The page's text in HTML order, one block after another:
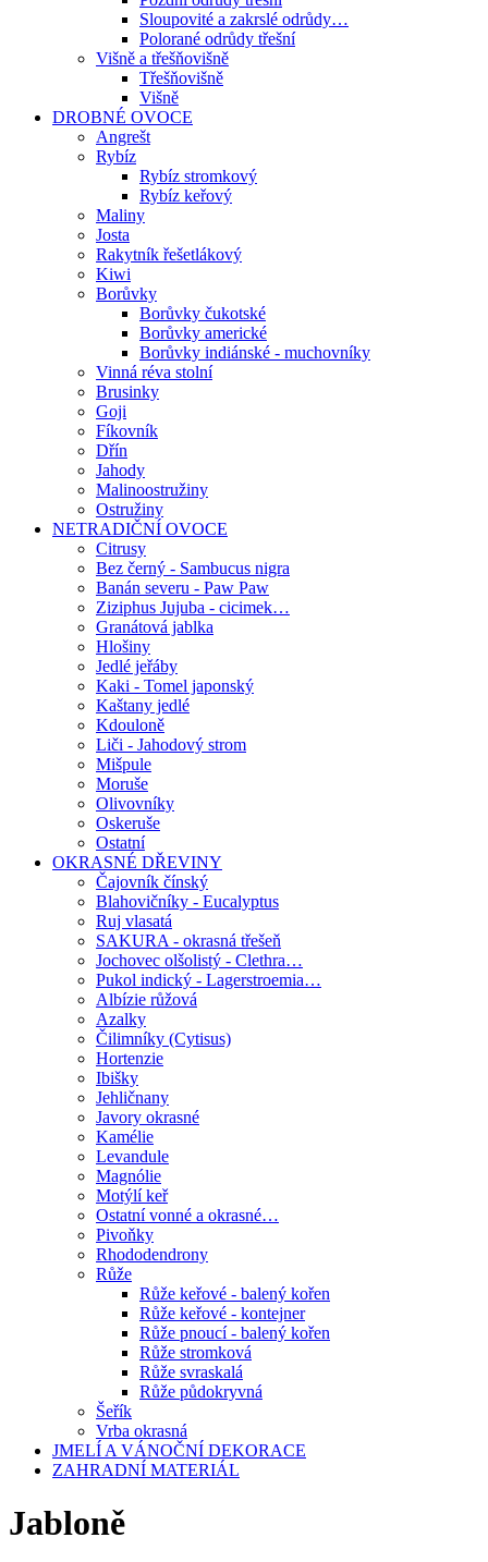
Sloupovité a zakrslé odrůdy…
Polorané odrůdy třešní
Višně a třešňovišně
Třešňovišně
Višně
DROBNÉ OVOCE
Angrešt
Rybíz
Rybíz stromkový
Rybíz keřový
Maliny
Josta
Rakytník řešetlákový
Kiwi
Borůvky
Borůvky čukotské
Borůvky americké
Borůvky indiánské - muchovníky
Vinná réva stolní
Brusinky
Goji
Fíkovník
Dřín
Jahody
Malinoostružiny
Ostružiny
NETRADIČNÍ OVOCE
Citrusy
Bez černý - Sambucus nigra
Banán severu - Paw Paw
Ziziphus Jujuba - cicimek…
Granátová jablka
Hlošiny
Jedlé jeřáby
Kaki - Tomel japonský
Kaštany jedlé
Kdouloně
Liči - Jahodový strom
Mišpule
Moruše
Olivovníky
Oskeruše
Ostatní
OKRASNÉ DŘEVINY
Čajovník čínský
Blahovičníky - Eucalyptus
Ruj vlasatá
SAKURA - okrasná třešeň
Jochovec olšolistý - Clethra…
Pukol indický - Lagerstroemia…
Albízie růžová
Azalky
Čilimníky (Cytisus)
Hortenzie
Ibišky
Jehličnany
Javory okrasné
Kamélie
Levandule
Magnólie
Motýlí keř
Ostatní vonné a okrasné…
Pivoňky
Rhododendrony
Růže
Růže keřové - balený kořen
Růže keřové - kontejner
Růže pnoucí - balený kořen
Růže stromková
Růže svraskalá
Růže půdokryvná
Šeřík
Vrba okrasná
JMELÍ A VÁNOČNÍ DEKORACE
ZAHRADNÍ MATERIÁL
Jabloně